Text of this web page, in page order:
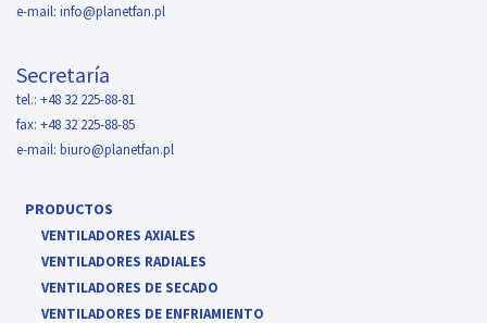
e-mail: info@planetfan.pl
Secretaría
tel.: +48 32 225-88-81
fax: +48 32 225-88-85
e-mail: biuro@planetfan.pl
PRODUCTOS
VENTILADORES AXIALES
VENTILADORES RADIALES
VENTILADORES DE SECADO
VENTILADORES DE ENFRIAMIENTO